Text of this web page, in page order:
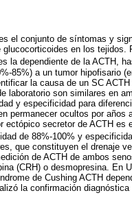
el conjunto de síntomas y
en los
la dependiente de la ACTH,
85%) a un tumor hipofisario
la causa de un SC
laboratorio son similares en
y especificidad para
permanecer ocultos por
ectópico secretor de ACTH
de 88%-100% y
que constituyen el drenaje
de ACTH de ambos
(CRH) o desmopresina.
de Cushing ACTH
la confirmación